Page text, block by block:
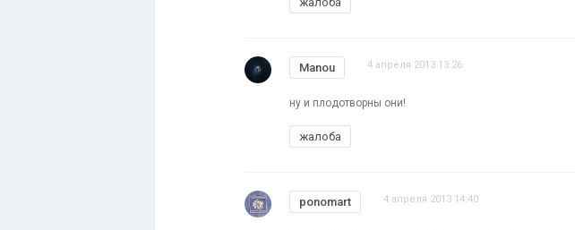
Manou 4 апреля 2013 13:26
ну и плодотворны они!
жалоба
ponomart 4 апреля 2013 14:40